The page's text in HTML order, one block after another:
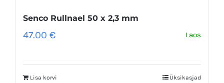
Senco Rullnael 50 x 2,3 mm
47.00 € Laos
Lisa korvi Üksikasjad